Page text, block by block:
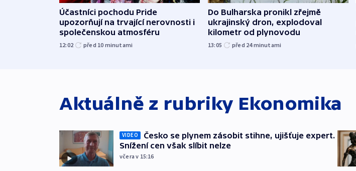
Účastníci pochodu Pride
upozorňují na trvající nerovnosti i
společenskou atmosféru
12:02 před 10 minutami
Do Bulharska pronikl zřejmě
ukrajinský dron, explodoval
kilometr od plynovodu
13:05 před 24minutami
Aktuálně z rubriky Ekonomika
VIDEO
Česko se plynem zásobit stihne, ujišťuje expert.
Snížení cen však slíbit nelze
včera v 15:16